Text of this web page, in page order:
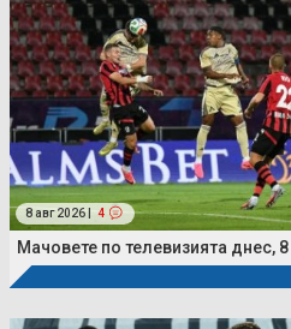
8 авг 2026 | 4
Мачовете по телевизията днес, 8